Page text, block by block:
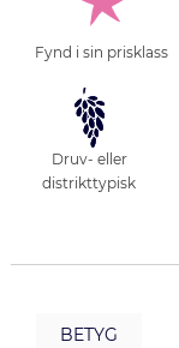
Fynd i sin prisklass
Druv- eller
distrikttypisk
BETYG